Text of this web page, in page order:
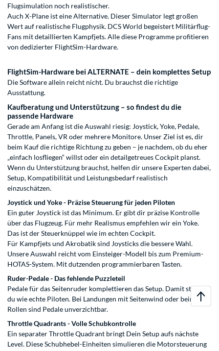
Flugsimulation noch realistischer.
Auch X-Plane ist eine Alternative. Dieser Simulator legt großen
Wert auf realistische Flugphysik. DCS World begeistert Militärflug-
Fans mit detaillierten Kampfjets. Alle diese Programme profitieren
von dedizierter FlightSim-Hardware.
FlightSim-Hardware bei ALTERNATE – dein komplettes Setup
Die Software allein reicht nicht. Du brauchst die richtige
Ausstattung.
Kaufberatung und Unterstützung – so findest du die
passende Hardware
Gerade am Anfang ist die Auswahl riesig: Joystick, Yoke, Pedale,
Throttle, Panels, VR oder mehrere Monitore. Unser Ziel ist es, dir
beim Kauf die richtige Richtung zu geben – je nachdem, ob du eher
„einfach losfliegen“ willst oder ein detailgetreues Cockpit planst.
Wenn du Unterstützung brauchst, helfen dir unsere Experten dabei,
Setup, Kompatibilität und Leistungsbedarf realistisch
einzuschätzen.
Joystick und Yoke - Präzise Steuerung für jeden Piloten
Ein guter Joystick ist das Minimum. Er gibt dir präzise Kontrolle
über das Flugzeug. Für mehr Realismus empfehlen wir ein Yoke.
Das ist der Steuerknüppel wie im echten Cockpit.
Für Kampfjets und Akrobatik sind Joysticks die bessere Wahl.
Unsere Auswahl reicht vom Einsteiger-Modell bis zum Premium-
HOTAS-System. Mit dutzenden programmierbaren Tasten.
Ruder-Pedale - Das fehlende Puzzleteil
Pedale für das Seitenruder komplettieren das Setup. Damit steuerst
du wie echte Piloten. Bei Landungen mit Seitenwind oder beim
Rollen sind Pedale unverzichtbar.
Throttle Quadrants - Volle Schubkontrolle
Ein separater Throttle Quadrant bringt Dein Setup aufs nächste
Level. Diese Schubhebel-Einheiten simulieren die Motorsteuerung